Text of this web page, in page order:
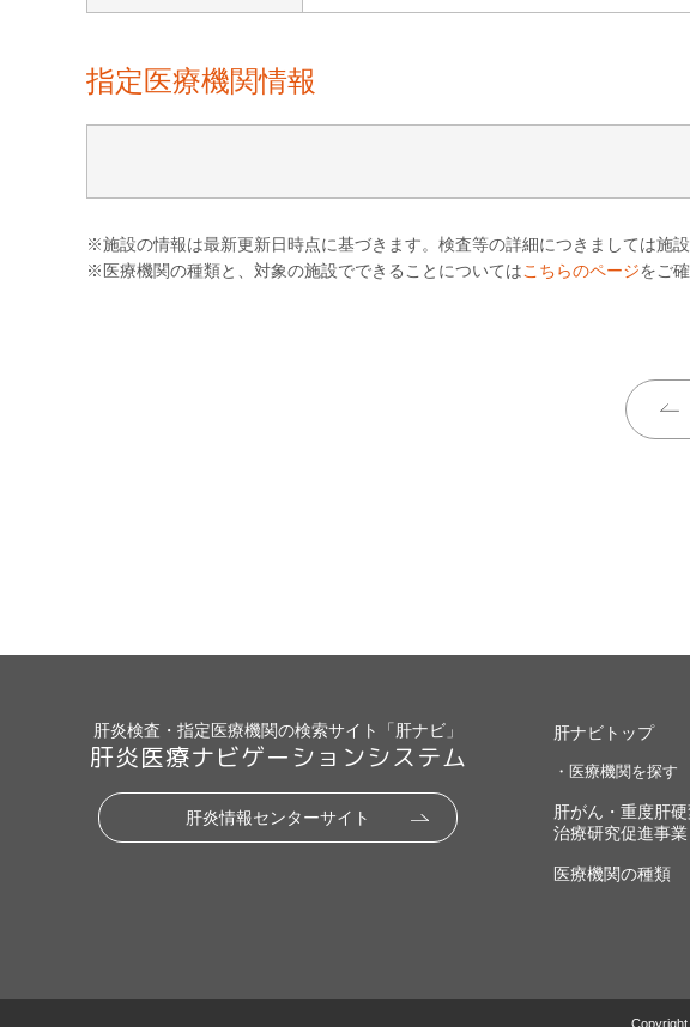
指定医療機関情報
※施設の情報は最新更新日時点に基づきます。検査等の詳細につきましては施
※医療機関の種類と、対象の施設でできることについてはこちらのページをご
肝炎検査・指定医療機関の検索サイト「肝ナビ」
肝炎医療ナビゲーションシステム
肝炎情報センターサイト
肝ナビトップ
・医療機関を探す
肝がん・重度肝
治療研究促進事
医療機関の種類
Copyright